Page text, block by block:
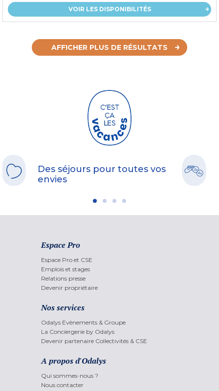
VOIR LES DISPONIBILITÉS
AFFICHER PLUS DE RÉSULTATS
Des séjours pour toutes vos
envies
Espace Pro
Espace Pro et CSE
Emplois et stages
Relations presse
Devenir propriétaire
Nos services
Odalys Evènements & Groupe
La Conciergerie by Odalys
Devenir partenaire Collectivités & CSE
A propos d'Odalys
Qui sommes-nous ?
Nous contacter